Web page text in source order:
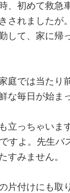
、初めて救急
されましたが。
て、家に帰
庭では当たり
な毎日が始ま
立っちゃいま
すよ。先生
すみません。
片付けにも取